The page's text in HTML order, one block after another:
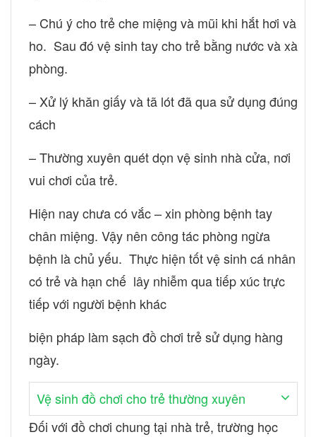
– Chú ý cho trẻ che miệng và mũi khi hắt hơi và
ho. Sau đó vệ sinh tay cho trẻ bằng nước và xà
phòng.
– Xử lý khăn giấy và tã lót đã qua sử dụng đúng
cách
– Thường xuyên quét dọn vệ sinh nhà cửa, nơi
vui chơi của trẻ.
Hiện nay chưa có vắc – xin phòng bệnh tay
chân miệng. Vậy nên công tác phòng ngừa
bệnh là chủ yếu. Thực hiện tốt vệ sinh cá nhân
có trẻ và hạn chế lây nhiễm qua tiếp xúc trực
tiếp với người bệnh khác
biện pháp làm sạch đồ chơi trẻ sử dụng hàng
ngày.
Vệ sinh đồ chơi cho trẻ thường xuyên
Đối với đồ chơi chung tại nhà trẻ, trường học